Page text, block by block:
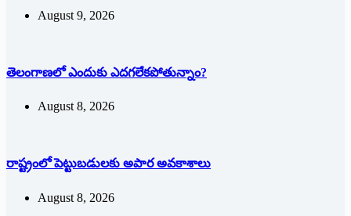
August 9, 2026
తెలంగాణలో ఎందుకు ఎదగలేకపోతున్నాం?
August 8, 2026
రాష్ట్రంలో పెట్టుబడులకు అపార అవకాశాలు
August 8, 2026